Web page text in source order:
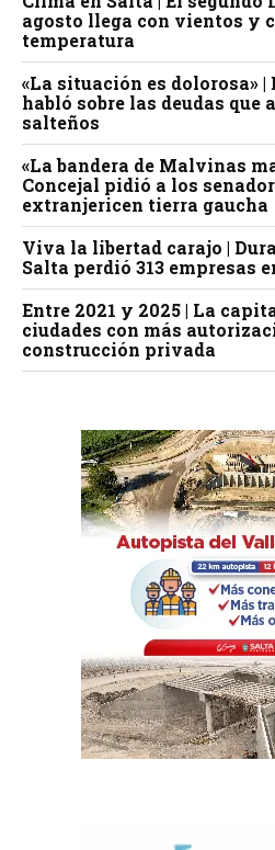
agosto llega con vientos y
temperatura
«La situación es dolorosa»
habló sobre las deudas que
salteños
«La bandera de Malvinas
Concejal pidió a los
extranjericen tierra gaucha
Viva la libertad carajo |
Salta perdió 313 empresas
Entre 2021 y 2025 | La
ciudades con más
construcción privada